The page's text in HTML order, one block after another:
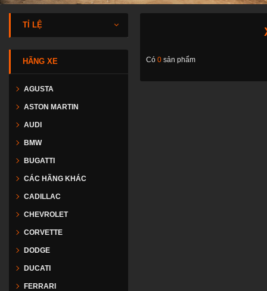
TỈ LỆ
HÃNG XE
AGUSTA
ASTON MARTIN
AUDI
BMW
BUGATTI
CÁC HÃNG KHÁC
CADILLAC
CHEVROLET
CORVETTE
DODGE
DUCATI
FERRARI
Có 0 sản phẩm